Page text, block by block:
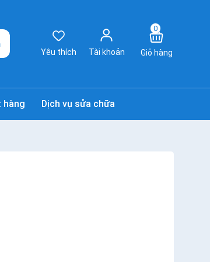
Yêu thích
Tài khoản
0
Giỏ hàng
hàng Dịch vụ sửa chữa